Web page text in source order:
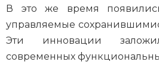
В это же время
управляемые
Эти инновации
современных